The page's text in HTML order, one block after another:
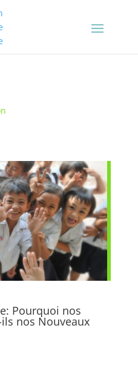
Pourquoi nos
nos Nouveaux